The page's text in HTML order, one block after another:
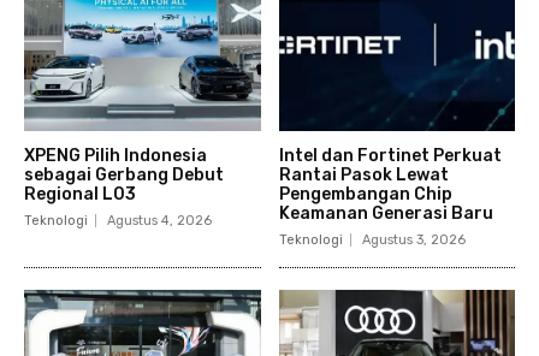
XPENG Pilih Indonesia
sebagai Gerbang Debut
Regional L03
Teknologi Agustus 4, 2026
Intel dan Fortinet Perkuat
Rantai Pasok Lewat
Pengembangan Chip
Keamanan Generasi Baru
Teknologi Agustus 3, 2026